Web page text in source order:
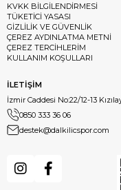
KVKK BİLGİLENDİRMESİ
TÜKETİCİ YASASI
GİZLİLİK VE GÜVENLİK
ÇEREZ AYDINLATMA METNİ
ÇEREZ TERCİHLERİM
KULLANIM KOŞULLARI
İLETİŞİM
İzmir Caddesi No:22/12-13
0850 333 36 06
destek@dalkilicspor.com